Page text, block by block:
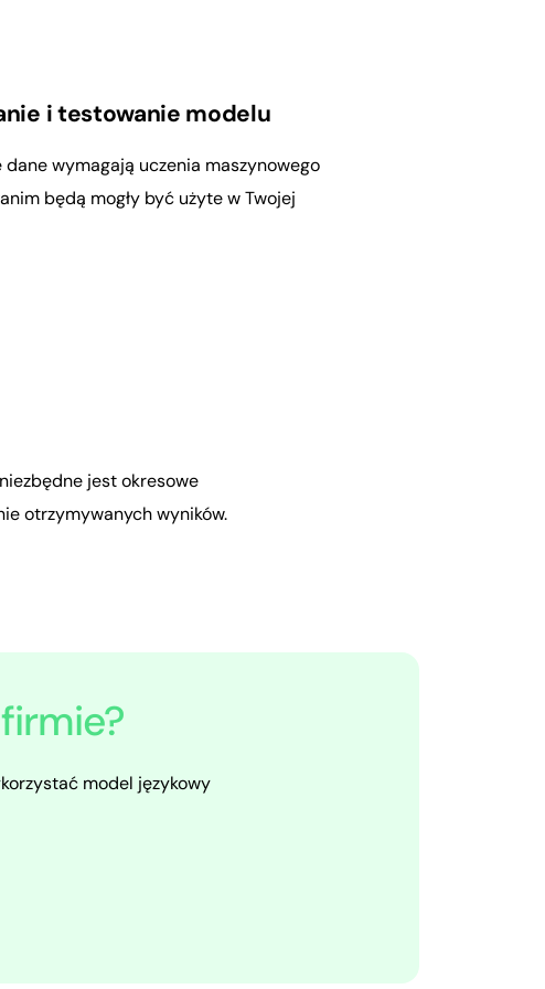
i testowanie modelu
dane wymagają uczenia maszynowego
będą mogły być użyte w Twojej
jest okresowe
otrzymywanych wyników.
model językowy